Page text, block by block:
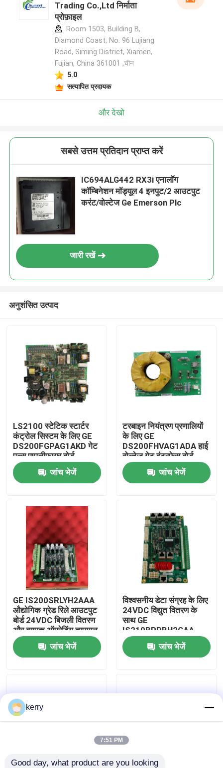
घर
उत्पाद
वीडियो
हमारे बारे में
कारखाना भ्रमण
गुणवत्ता नियंत्रण
ब्लॉग
एबीबी 800xa
Trading Co.,Ltd निर्माता
प्रोफ़ाइल
Room 1503, Building B,
Diamond Coast, No. 96 Lujiang
Road, Siming District, Xiamen,
Fujian, China 361001 ,चीन
5.0
सत्यापित प्रदायक
और देखो
सबसे उत्तम प्रतिदान प्राप्त करें
IC694ALG442 RX3i एनालॉग
कॉम्बिनेशन मॉड्यूल 4 इनपुट/2 आउटपुट
करंट/वोल्टेज Ge Emerson Plc
जारी रखें
अनुशंसित उत्पाद
LS2100 स्टेटिक स्टार्टर
कंट्रोल सिस्टम के लिए GE
DS200FGPAG1AKD गेट
पल्स एम्पलीफायर बोर्ड
जांच भेजें
टरबाइन नियंत्रण प्रणालियों
के लिए GE
DS200FHVAG1ADA हाई
वोल्टेज गेट इंटरफेस बोर्ड
जांच भेजें
GE IS200SRLYH2AAA
औद्योगिक ग्रेड रिले आउटपुट
बोर्ड 24VDC बिजली वितरण
और व्यापक ऑपरेटिंग तापमान
रेंज के साथ
जांच भेजें
विश्वसनीय डेटा संग्रह के लिए
24VDC विद्युत वितरण के
साथ GE
IS210BPPBH2CAA
औद्योगिक-ग्रेड पीएलसी I/O
बोर्ड
जांच भेजें
kerry
7:51 PM
Good day, what product are you looking